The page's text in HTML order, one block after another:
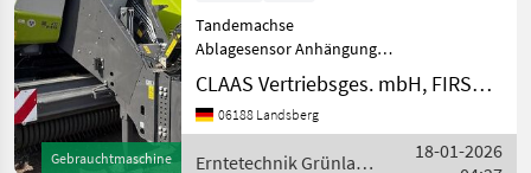
Gebrauchtmaschine
Tandemachse
Ablagesensor Anhängung:
Stützfuß, hydraulisch
Anzahl Blindmesser: 51
Anzahl Messer: 51 Anzahl
Arbeitsbreite: 235 cm
CLAAS Vertriebsges. mbH, FIRST CLAAS USED Center Landsberg
06188 Landsberg
Erntetechnik Grünland
18-01-2026